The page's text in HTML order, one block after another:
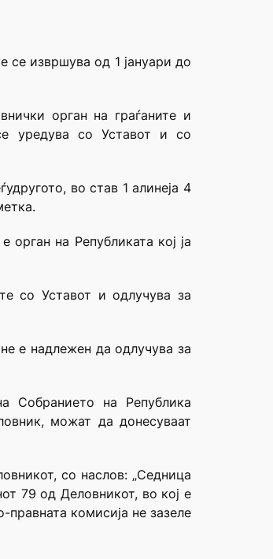
се извршува од 1 јануари до
орган на граѓаните и
уредува со Уставот и со
во став 1 алинеја 4
на Републиката кој ја
со Уставот и одлучува за
е надлежен да одлучува за
Собранието на Република
можат да донесуваат
со наслов: „Седница
79 од Деловникот, во кој е
комисија не зазеле